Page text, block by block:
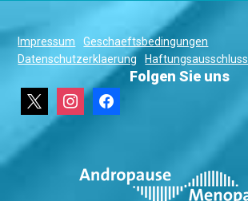
Impressum
Geschaeftsbedingungen
Datenschutzerklaerung
Haftungsausschluss
Folgen Sie uns
instagramfacebook